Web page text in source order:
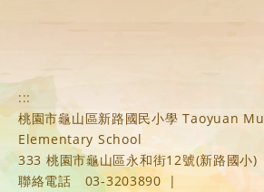
:::
桃園市龜山區新路國民小學 Taoyuan
Elementary School
333 桃園市龜山區永和街12號(新路國小)
聯絡電話
03-3203890
|